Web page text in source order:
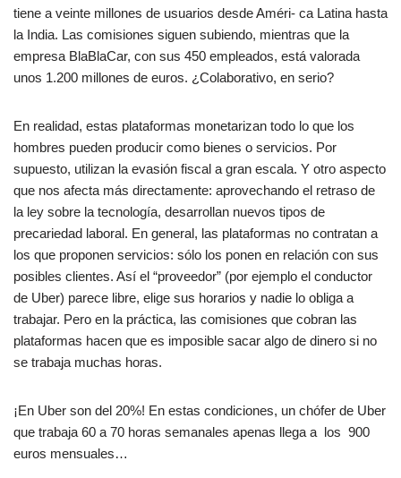
tiene a veinte millones de usuarios desde Améri- ca Latina hasta
la India. Las comisiones siguen subiendo, mientras que la
empresa BlaBlaCar, con sus 450 empleados, está valorada
unos 1.200 millones de euros. ¿Colaborativo, en serio?
En realidad, estas plataformas monetarizan todo lo que los
hombres pueden producir como bienes o servicios. Por
supuesto, utilizan la evasión fiscal a gran escala. Y otro aspecto
que nos afecta más directamente: aprovechando el retraso de
la ley sobre la tecnología, desarrollan nuevos tipos de
precariedad laboral. En general, las plataformas no contratan a
los que proponen servicios: sólo los ponen en relación con sus
posibles clientes. Así el “proveedor” (por ejemplo el conductor
de Uber) parece libre, elige sus horarios y nadie lo obliga a
trabajar. Pero en la práctica, las comisiones que cobran las
plataformas hacen que es imposible sacar algo de dinero si no
se trabaja muchas horas.
¡En Uber son del 20%! En estas condiciones, un chófer de Uber
que trabaja 60 a 70 horas semanales apenas llega a los 900
euros mensuales…